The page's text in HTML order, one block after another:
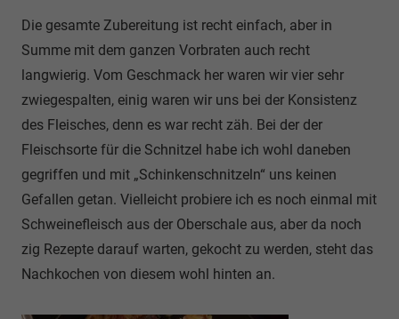
Die gesamte Zubereitung ist recht einfach, aber in
Summe mit dem ganzen Vorbraten auch recht
langwierig. Vom Geschmack her waren wir vier sehr
zwiegespalten, einig waren wir uns bei der Konsistenz
des Fleisches, denn es war recht zäh. Bei der der
Fleischsorte für die Schnitzel habe ich wohl daneben
gegriffen und mit „Schinkenschnitzeln“ uns keinen
Gefallen getan. Vielleicht probiere ich es noch einmal mit
Schweinefleisch aus der Oberschale aus, aber da noch
zig Rezepte darauf warten, gekocht zu werden, steht das
Nachkochen von diesem wohl hinten an.